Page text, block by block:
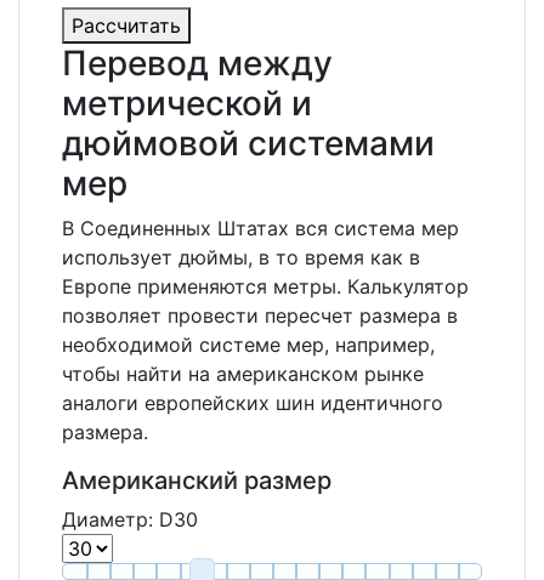
Рассчитать
Перевод между
метрической и
дюймовой системами
мер
В Соединенных Штатах вся система мер
использует дюймы, в то время как в
Европе применяются метры. Калькулятор
позволяет провести пересчет размера в
необходимой системе мер, например,
чтобы найти на американском рынке
аналоги европейских шин идентичного
размера.
Американский размер
Диаметр: D30